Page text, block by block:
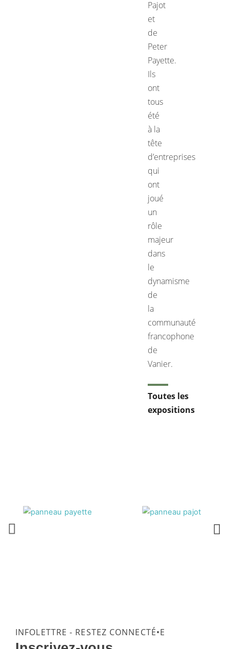
Pajot
et
de
Peter
Payette.
Ils
ont
tous
été
à la
tête
d’entreprises
qui
ont
joué
un
rôle
majeur
dans
le
dynamisme
de
la
communauté
francophone
de
Vanier.
Toutes les
expositions
INFOLETTRE - RESTEZ CONNECTÉ•E